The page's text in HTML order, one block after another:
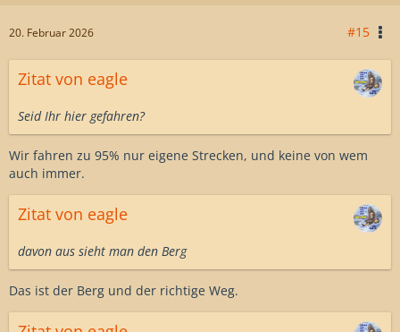
20. Februar 2026 #15
Zitat von eagle
Seid Ihr hier gefahren?
Wir fahren zu 95% nur eigene Strecken, und keine von wem
auch immer.
Zitat von eagle
davon aus sieht man den Berg
Das ist der Berg und der richtige Weg.